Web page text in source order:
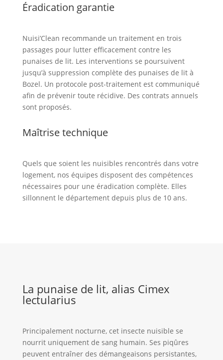
Éradication garantie
Nuisi’Clean recommande un traitement en trois
passages pour lutter efficacement contre les
punaises de lit. Les interventions se poursuivent
jusqu’à suppression complète des punaises de lit à
Bozel. Un protocole post-traitement est communiqué
afin de prévenir toute récidive. Des contrats annuels
sont proposés.
Maîtrise technique
Quels que soient les nuisibles rencontrés dans votre
logement, nos équipes disposent des compétences
nécessaires pour une éradication complète. Elles
sillonnent le département depuis plus de 10 ans.
La punaise de lit, alias Cimex
lectularius
Principalement nocturne, cet insecte nuisible se
nourrit uniquement de sang humain. Ses piqûres
peuvent entraîner des démangeaisons persistantes,